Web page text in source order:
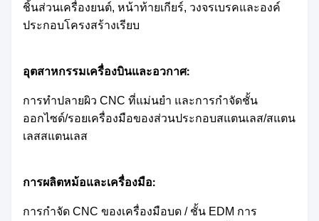
ชิ้นส่วนเครื่องยนต์, หน้าท้ายเกียร์, วงจรเบรคและองค์
ประกอบโครงสร้างเรียบ
อุตสาหกรรมเครื่องบินและอวกาศ:
การทําปลายผิว CNC ที่แม่นยํา และการกําจัดชั้น
ออกไซด์/รอยเครื่องมือของส่วนประกอบสแตนเลส/สแตน
เลสสแตนเลส
การผลิตหม้อและเครื่องมือ:
การกําจัด CNC ของเครื่องมือบด / ชั้น EDM การ